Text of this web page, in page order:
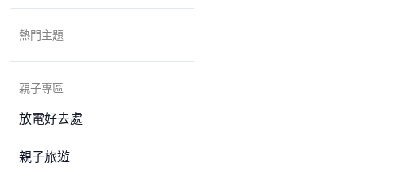
熱門主題
親子專區
放電好去處
親子旅遊